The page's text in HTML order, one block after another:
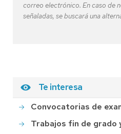
correo electrónico. En caso de
señaladas, se buscará una
Te interesa
Convocatorias de
Trabajos fin de grado